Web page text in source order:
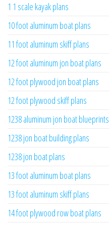
1 1 scale kayak plans
10 foot aluminum boat plans
11 foot aluminum skiff plans
12 foot aluminum jon boat plans
12 foot plywood jon boat plans
12 foot plywood skiff plans
1238 aluminum jon boat blueprints
1238 jon boat building plans
1238 jon boat plans
13 foot aluminum boat plans
13 foot aluminum skiff plans
14 foot plywood row boat plans